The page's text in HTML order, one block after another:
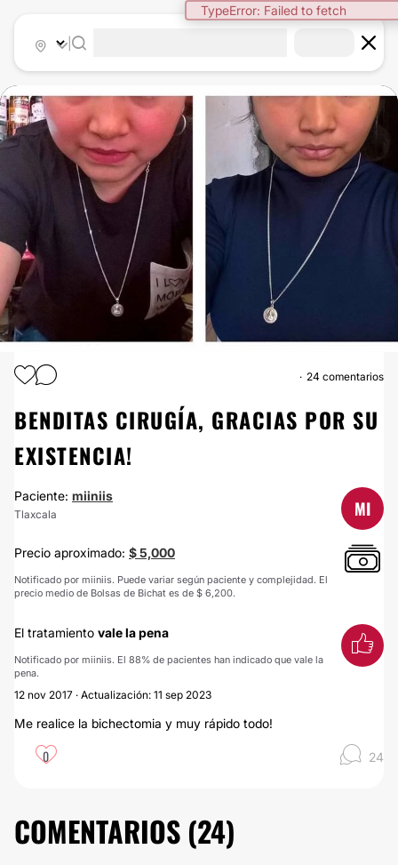
TypeError: Failed to fetch
BOLSAS DE BICHAT
24 comentarios
BENDITAS CIRUGÍA, GRACIAS POR SU
EXISTENCIA!
Paciente: miiniis
Tlaxcala MI
Precio aproximado: $ 5,000
Notificado por miiniis. Puede variar según paciente y complejidad. El
precio medio de Bolsas de Bichat es de $ 6,200.
El tratamiento vale la pena
Notificado por miiniis. El 88% de pacientes han indicado que vale la
pena.
12 nov 2017 · Actualización: 11 sep 2023
Me realice la bichectomia y muy rápido todo!
0 24
COMENTARIOS (24)